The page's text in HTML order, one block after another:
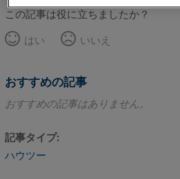
この記事は役に立ちましたか？
はい
いいえ
おすすめの記事
おすすめの記事はありません。
記事タイプ
ハウツー